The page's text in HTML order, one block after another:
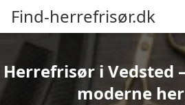
Find-herrefrisør.dk
Herrefrisør i Vedsted
moderne